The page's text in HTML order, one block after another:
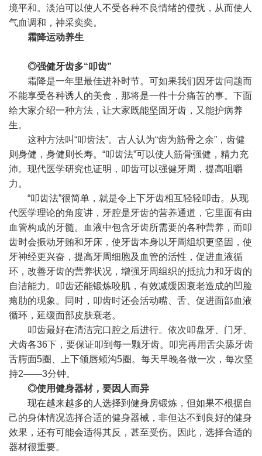
境平和。淡泊可以使人不受各种不良情绪的侵扰，从而使人
气血调和，神采奕奕。
霜降运动养生
◎强健牙齿多“叩齿”
霜降是一年里最佳进补时节。可如果我们因牙齿问题而
不能享受各种诱人的美食，那将是一件十分痛苦的事。下面
给大家介绍一种方法，让大家既能坚固牙齿，又能护病养
生。
这种方法叫“叩齿法”。古人认为“齿为筋骨之余”，齿健
则身健，身健则长寿。“叩齿法”可以使人筋骨强健，精力充
沛。现代医学研究也证明，叩齿可以强健牙周，提高咀嚼
力。
“叩齿法”很简单，就是令上下牙齿相互轻轻叩击。从现
代医学理论的角度讲，牙腔是牙齿的营养通道，它里面有由
血管构成的牙髓。血液中包含牙齿所需要的各种营养，而叩
齿时会振动牙贿和牙床，使牙齿本身以牙周组织更坚固，使
牙神经更兴奋，提高牙周细胞及血管的活性，促进血液循
环，改善牙齿的营养状况，增强牙周组织的抵抗力和牙齿的
自洁能力。叩齿还能锻炼咬肌，有效减缓因衰老造成的凹脸
瘪肋的现象。同时，叩齿时还会活动嘴、舌、促进面部血液
循环，延缓面部皮肤衰老。
叩齿最好在清洁完口腔之后进行。依次叩盘牙、门牙、
犬齿各36下，要保证叩到每一颗牙齿。叩完再用舌尖舔牙齿
舌腭面5圈、上下颌唇颊沟5圈。每天早晚各做一次，每次坚
持2——3分钟。
◎使用健身器材，要因人而异
现在越来越多的人选择到健身房锻炼，但如果不根据自
己的身体情况选择合适的健身器械，非但达不到良好的健身
效果，还有可能会适得其反，甚至受伤。因此，选择合适的
器材很重要。